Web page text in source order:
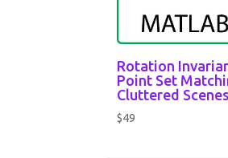
Rotation
Point Set
Cluttered Scenes
$49